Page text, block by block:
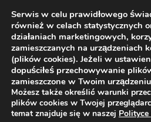
Serwis w celu prawidłowego
również w celach statystycznych
działaniach marketingowych,
zamieszczanych na urządzeniach
(plików cookies). Jeżeli w
dopuściłeś przechowywanie
zamieszczone w Twoim
Możesz także określić warunki
plików cookies w Twojej
temat znajduje się w naszej